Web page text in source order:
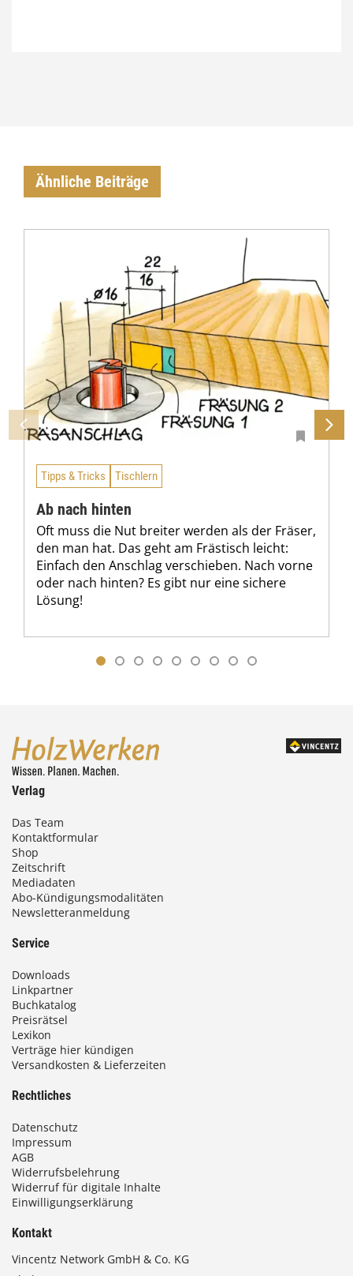
Ähnliche Beiträge
Tipps & Tricks Tischlern
Ab nach hinten
Oft muss die Nut breiter werden als der Fräser,
den man hat. Das geht am Frästisch leicht:
Einfach den Anschlag verschieben. Nach vorne
oder nach hinten? Es gibt nur eine sichere
Lösung!
Verlag
Das Team
Kontaktformular
Shop
Zeitschrift
Mediadaten
Abo-Kündigungsmodalitäten
Newsletteranmeldung
Service
Downloads
Linkpartner
Buchkatalog
Preisrätsel
Lexikon
Verträge hier kündigen
Versandkosten & Lieferzeiten
Rechtliches
Datenschutz
Impressum
AGB
Widerrufsbelehrung
Widerruf für digitale Inhalte
Einwilligungserklärung
Kontakt
Vincentz Network GmbH & Co. KG